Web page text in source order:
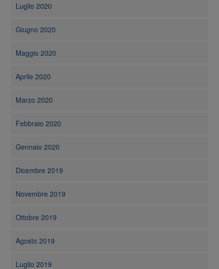
Luglio 2020
Giugno 2020
Maggio 2020
Aprile 2020
Marzo 2020
Febbraio 2020
Gennaio 2020
Dicembre 2019
Novembre 2019
Ottobre 2019
Agosto 2019
Luglio 2019